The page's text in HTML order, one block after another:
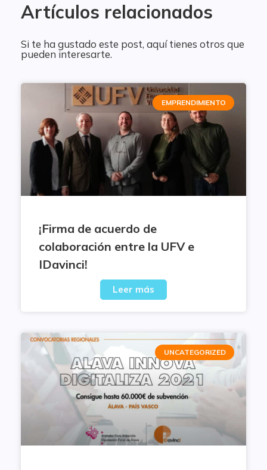
Artículos relacionados
Si te ha gustado este post, aquí tienes otros que
pueden interesarte.
EMPRENDIMIENTO
¡Firma de acuerdo de
colaboración entre la UFV e
IDavinci!
Leer más
UNCATEGORIZED